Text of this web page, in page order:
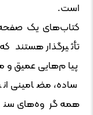
است.
کتاب‌های یک
تأثیرگذار هستند
پیام‌هایی عمیق و
ساده، مضامینی
همه گروه‌های